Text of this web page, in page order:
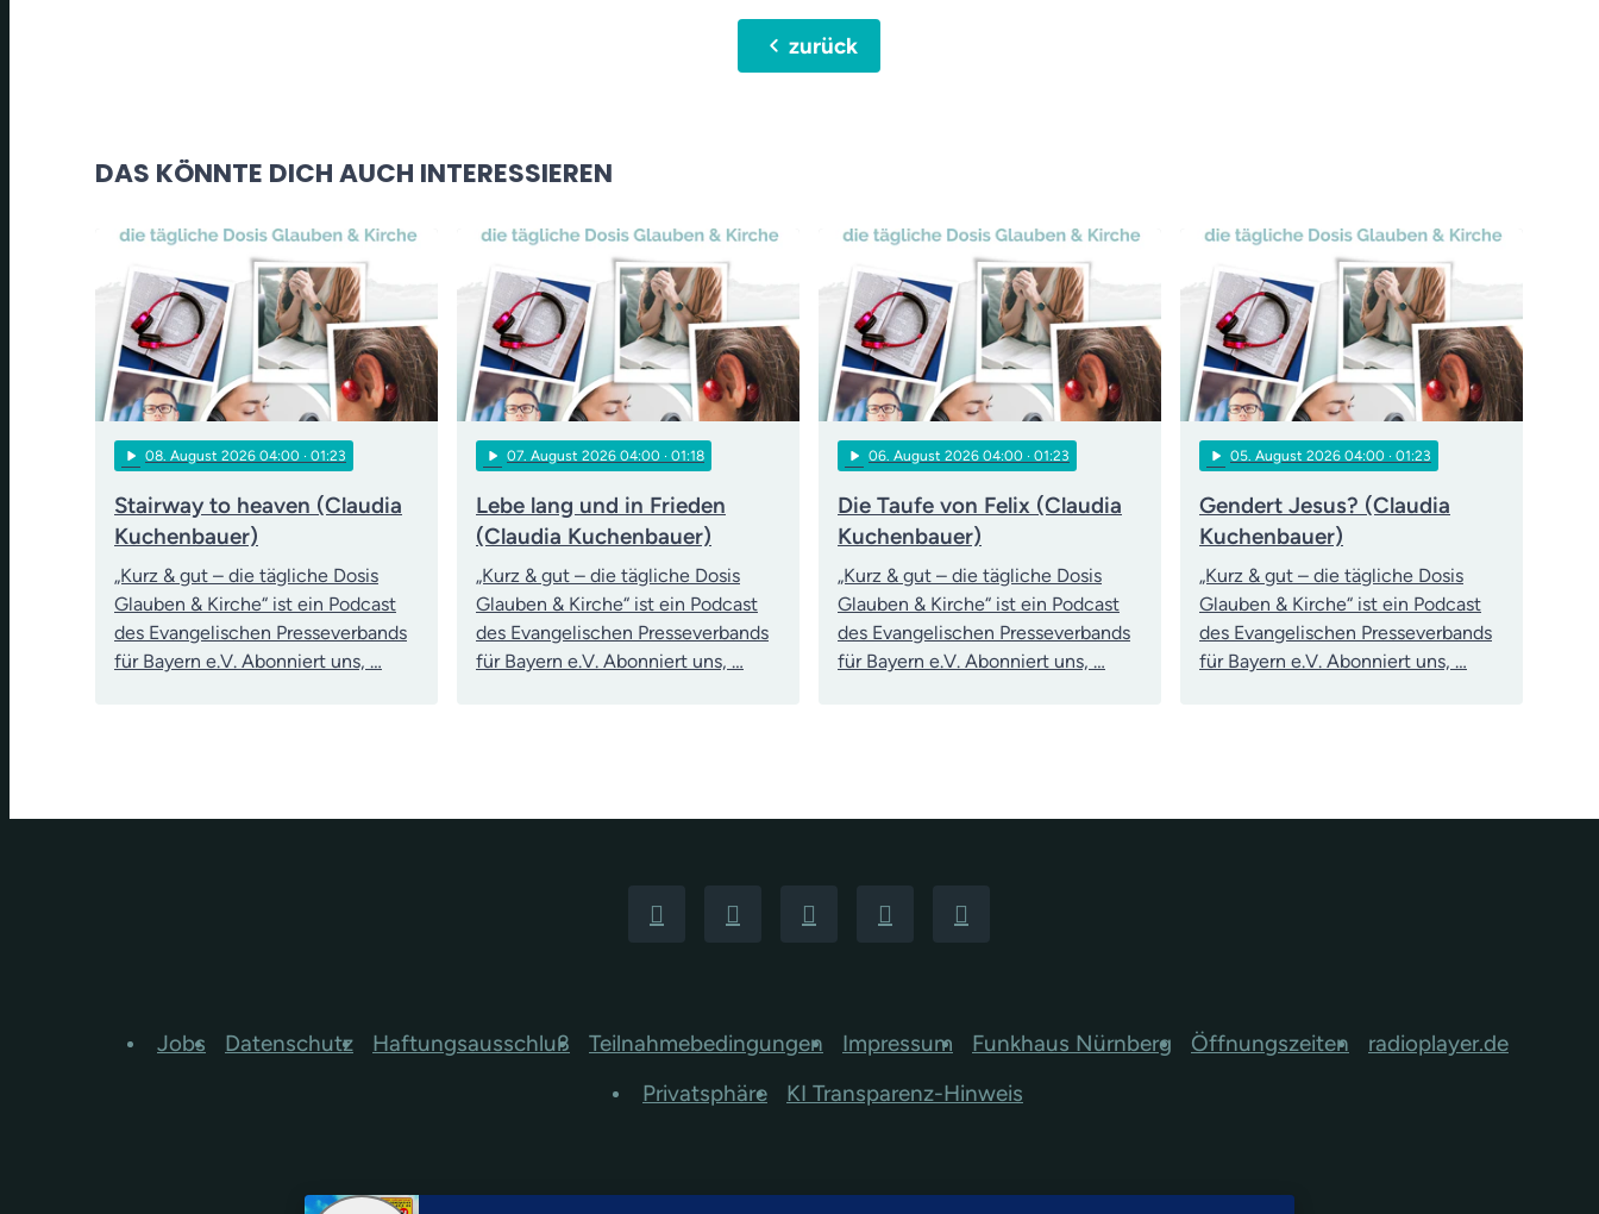
chevron_leftzurück
DAS KÖNNTE DICH AUCH INTERESSIEREN
play_arrow 08 . August 2026 04:00 · 01:23
Stairway to heaven (Claudia
Kuchenbauer)
„Kurz & gut – die tägliche Dosis
Glauben & Kirche“ ist ein Podcast
des Evangelischen Presseverbands
für Bayern e.V. Abonniert uns, …
play_arrow 07 . August 2026 04:00 · 01:18
Lebe lang und in Frieden
(Claudia Kuchenbauer)
„Kurz & gut – die tägliche Dosis
Glauben & Kirche“ ist ein Podcast
des Evangelischen Presseverbands
für Bayern e.V. Abonniert uns, …
play_arrow 06 . August 2026 04:00 · 01:23
Die Taufe von Felix (Claudia
Kuchenbauer)
„Kurz & gut – die tägliche Dosis
Glauben & Kirche“ ist ein Podcast
des Evangelischen Presseverbands
für Bayern e.V. Abonniert uns, …
play_arrow 05 . August 2026 04:00 · 01:23
Gendert Jesus? (Claudia
Kuchenbauer)
„Kurz & gut – die tägliche Dosis
Glauben & Kirche“ ist ein Podcast
des Evangelischen Presseverbands
für Bayern e.V. Abonniert uns, …
Jobs Datenschutz Haftungsausschluß Teilnahmebedingungen Impressum Funkhaus Nürnberg Öffnungszeiten
radioplayer.de
Privatsphäre
KI Transparenz-Hinweis